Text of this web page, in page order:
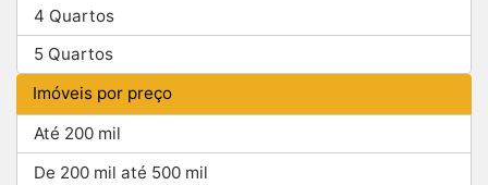
4 Quartos
5 Quartos
Imóveis por preço
Até 200 mil
De 200 mil até 500 mil